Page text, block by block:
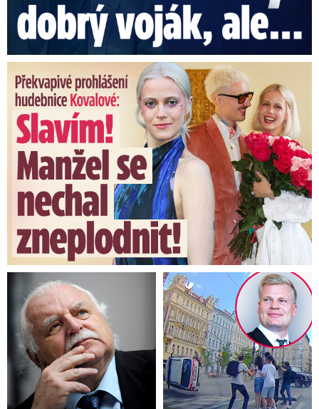
Překvapivé prohlášení hudebnice Kovalové: Slavím! Manžel se ...